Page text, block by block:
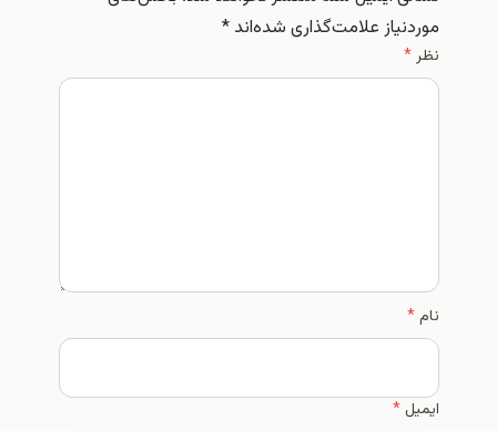
موردنیاز علامت‌گذاری شده‌اند*
نظر*
نام*
ایمیل*